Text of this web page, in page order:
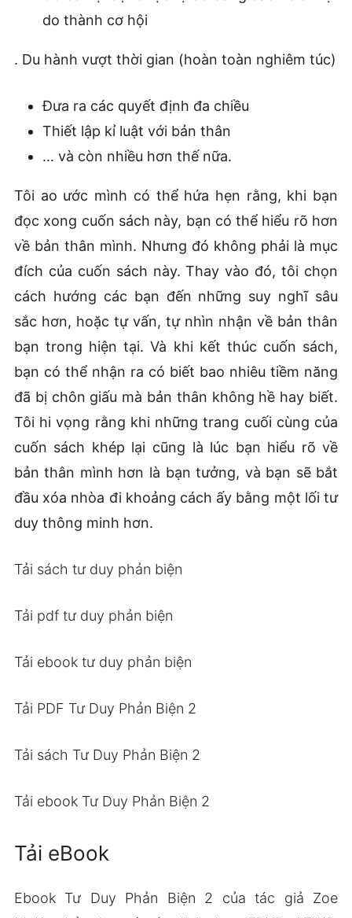
do thành cơ hội
. Du hành vượt thời gian (hoàn toàn nghiêm túc)
Đưa ra các quyết định đa chiều
Thiết lập kỉ luật với bản thân
… và còn nhiều hơn thế nữa.
Tôi ao ước mình có thể hứa hẹn rằng, khi bạn
đọc xong cuốn sách này, bạn có thể hiểu rõ hơn
về bản thân mình. Nhưng đó không phải là mục
đích của cuốn sách này. Thay vào đó, tôi chọn
cách hướng các bạn đến những suy nghĩ sâu
sắc hơn, hoặc tự vấn, tự nhìn nhận về bản thân
bạn trong hiện tại. Và khi kết thúc cuốn sách,
bạn có thể nhận ra có biết bao nhiêu tiềm năng
đã bị chôn giấu mà bản thân không hề hay biết.
Tôi hi vọng rằng khi những trang cuối cùng của
cuốn sách khép lại cũng là lúc bạn hiểu rõ về
bản thân mình hơn là bạn tưởng, và bạn sẽ bắt
đầu xóa nhòa đi khoảng cách ấy bằng một lối tư
duy thông minh hơn.
Tải sách tư duy phản biện
Tải pdf tư duy phản biện
Tải ebook tư duy phản biện
Tải PDF Tư Duy Phản Biện 2
Tải sách Tư Duy Phản Biện 2
Tải ebook Tư Duy Phản Biện 2
Tải eBook
Ebook Tư Duy Phản Biện 2 của tác giả Zoe